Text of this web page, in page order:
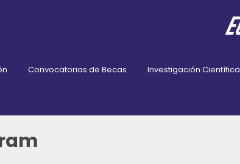
Convocatorias de Becas Investigación Científica